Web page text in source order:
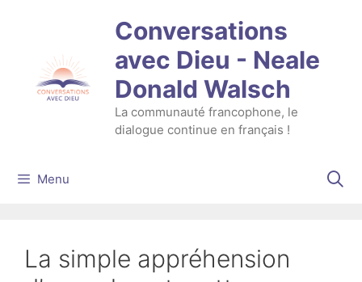
Conversations
avec Dieu - Neale
Donald Walsch
La communauté francophone, le
dialogue continue en français !
Menu
La simple appréhension